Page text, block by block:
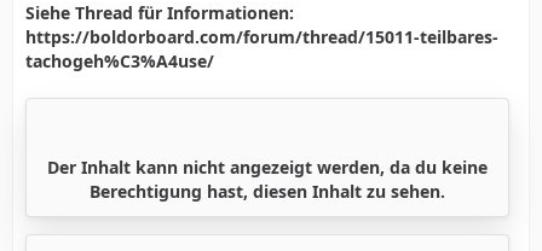
Siehe Thread für Informationen:
https://boldorboard.com/forum/thread/15011-teilbares-
tachogeh%C3%A4use/
Der Inhalt kann nicht angezeigt werden, da du keine
Berechtigung hast, diesen Inhalt zu sehen.